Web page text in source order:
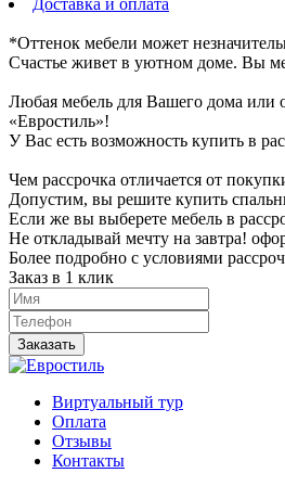
*Оттенок мебели может
Счастье живет в уютном доме. Вы
Любая мебель для Вашего дома или
«Евростиль»!
У Вас есть возможность купить в
Чем рассрочка отличается от
Допустим, вы решите купить
Если же вы выберете мебель в
Не откладывай мечту на завтра!
Более подробно с условиями
Заказ в 1 клик
Заказать
Виртуальный тур
Оплата
Отзывы
Контакты